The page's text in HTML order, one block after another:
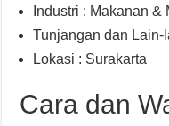
Industri : Makanan
Tunjangan dan Lain-
Lokasi : Surakarta
Cara dan